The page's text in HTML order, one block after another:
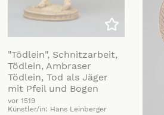
Zu meiner
"Tödlein", Schnitzarbeit,
Tödlein, Ambraser
Tödlein, Tod als Jäger
mit Pfeil und Bogen
vor 1519
Künstler/in: Hans Leinberger